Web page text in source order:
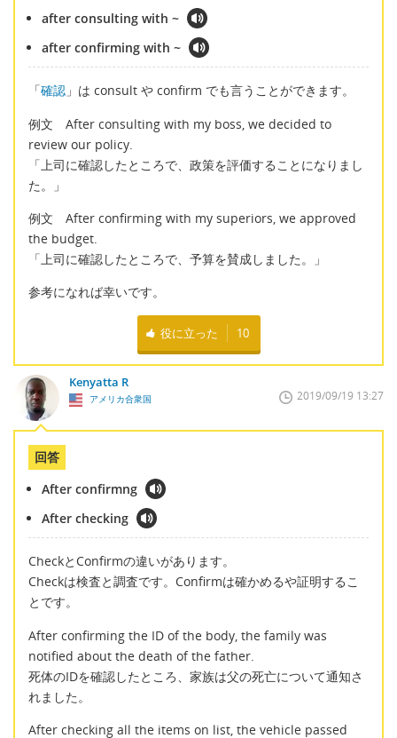
after consulting with ~
after confirming with ~
「確認 」は consult や confirm でも言うことができます。
例文 After consulting with my boss, we decided to
review our policy.
「上司に確認したところで、政策を評価することになりまし
た。」
例文 After confirming with my superiors, we approved
the budget.
「上司に確認したところで、予算を賛成しました。」
参考になれば幸いです。
役に立った 10
Kenyatta R
アメリカ合衆国 2019/09/19 13:27
回答
After confirmng
After checking
CheckとConfirmの違いがあります。
Checkは検査と調査です。Confirmは確かめるや証明するこ
とです。
After confirming the ID of the body, the family was
notified about the death of the father.
死体のIDを確認したところ、家族は父の死亡について通知さ
れました。
After checking all the items on list, the vehicle passed